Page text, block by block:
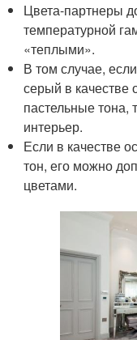
Цвета-партнеры
температурной
«теплыми».
В том случае,
серый в качестве
пастельные
интерьер.
Если в качестве
тон, его можно
цветами.